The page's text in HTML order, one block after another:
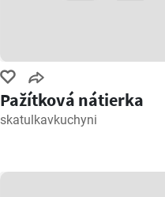
Pažítková nátierka
skatulkavkuchyni